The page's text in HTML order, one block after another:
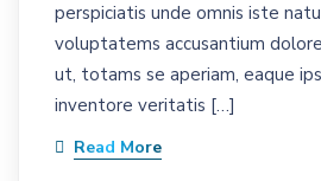
perspiciatis unde omnis iste
voluptatems accusantium
ut, totams se aperiam, eaque
inventore veritatis […]
Read More